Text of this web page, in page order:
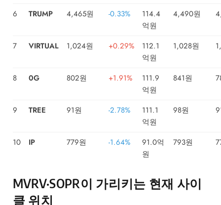
6 TRUMP 4,465원 -0.33%
114.4
억원
4,490원
7 VIRTUAL 1,024원 +0.29%
112.1
억원
1,028원
8 0G 802원 +1.91%
111.9
억원
841원
9 TREE 91원 -2.78%
111.1
억원
98원
10 IP 779원 -1.64%
91.0억
원
793원
MVRV·SOPR이 가리키는 현재 사이
클 위치